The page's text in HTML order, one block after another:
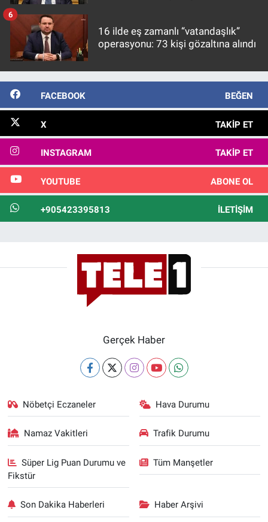
16 ilde eş zamanlı “vatandaşlık”
operasyonu: 73 kişi gözaltına alındı
6
FACEBOOK BEĞEN
X TAKIP ET
INSTAGRAM TAKIP ET
YOUTUBE ABONE OL
+905423395813 İLETIŞIM
Gerçek Haber
Nöbetçi Eczaneler Hava Durumu
Namaz Vakitleri Trafik Durumu
Süper Lig Puan Durumu ve
Fikstür
Tüm Manşetler
Son Dakika Haberleri Haber Arşivi